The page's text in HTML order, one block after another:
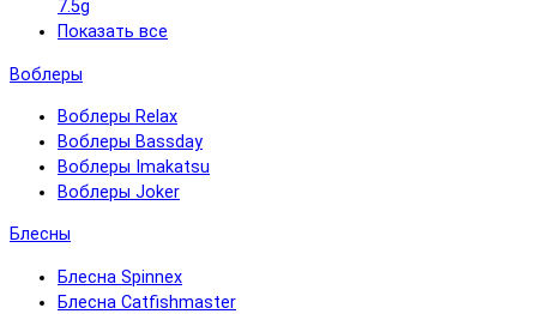
7.5g
Показать все
Воблеры
Воблеры Relax
Воблеры Bassday
Воблеры Imakatsu
Воблеры Joker
Блесны
Блесна Spinnex
Блесна Catfishmaster